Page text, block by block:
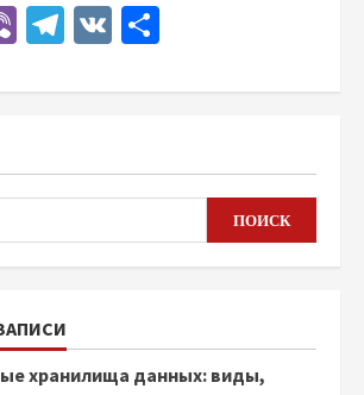
ViberTelegram
VK
ПОИСК
хранилища данных: виды,